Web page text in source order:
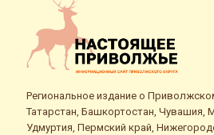
Региональное издание о
Татарстан, Башкортостан, Чувашия,
Удмуртия, Пермский край,